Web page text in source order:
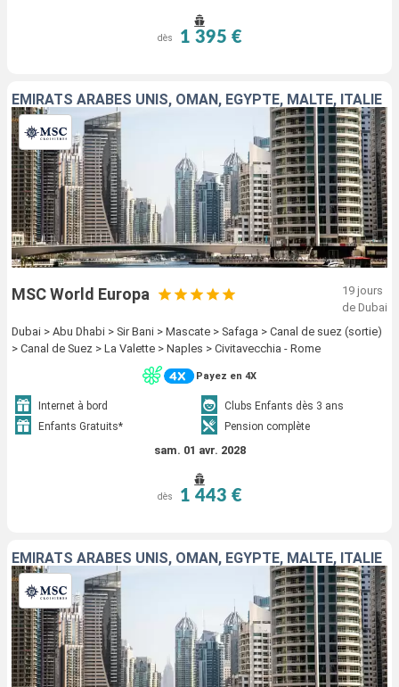
dès 1 395 €
EMIRATS ARABES UNIS, OMAN, EGYPTE, MALTE, ITALIE
MSC World Europa
19 jours
de Dubai
Dubai > Abu Dhabi > Sir Bani > Mascate > Safaga > Canal de suez (sortie)
> Canal de Suez > La Valette > Naples > Civitavecchia - Rome
Payez en 4X
Internet à bord
Clubs Enfants dès 3 ans
Enfants Gratuits*
Pension complète
sam. 01 avr. 2028
dès 1 443 €
EMIRATS ARABES UNIS, OMAN, EGYPTE, MALTE, ITALIE